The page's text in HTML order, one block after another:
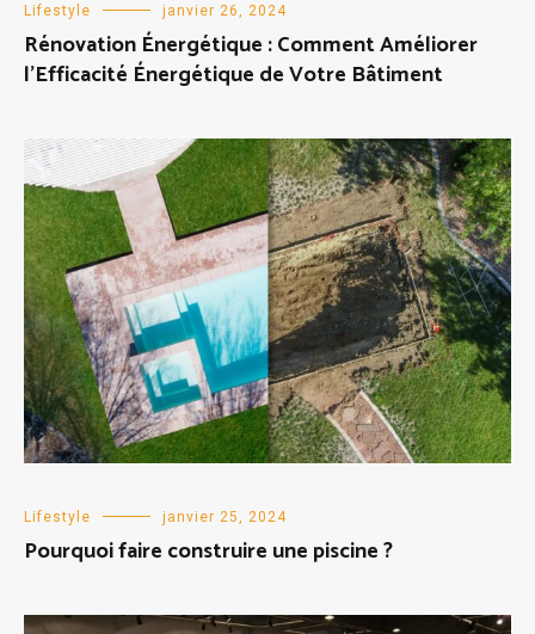
Lifestyle janvier 26, 2024
Rénovation Énergétique : Comment Améliorer
l’Efficacité Énergétique de Votre Bâtiment
Lifestyle janvier 25, 2024
Pourquoi faire construire une piscine ?